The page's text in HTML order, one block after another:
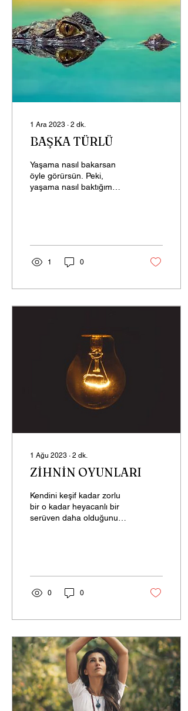
1 Ara 2023 ∙ 2 dk.
BAŞKA TÜRLÜ
Yaşama nasıl bakarsan
öyle görürsün. Peki,
yaşama nasıl baktığım
1 0
1 Ağu 2023 ∙ 2 dk.
ZİHNİN OYUNLARI
Kendini keşif kadar zorlu
bir o kadar heyacanlı bir
serüven daha olduğunu
0 0